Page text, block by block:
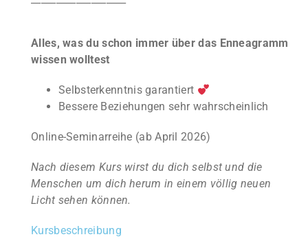
Alles, was du schon immer über das Enneagramm
wissen wolltest
Selbsterkenntnis garantiert
Bessere Beziehungen sehr wahrscheinlich
Online-Seminarreihe (ab April 2026)
Nach diesem Kurs wirst du dich selbst und die
Menschen um dich herum in einem völlig neuen
Licht sehen können.
Kursbeschreibung